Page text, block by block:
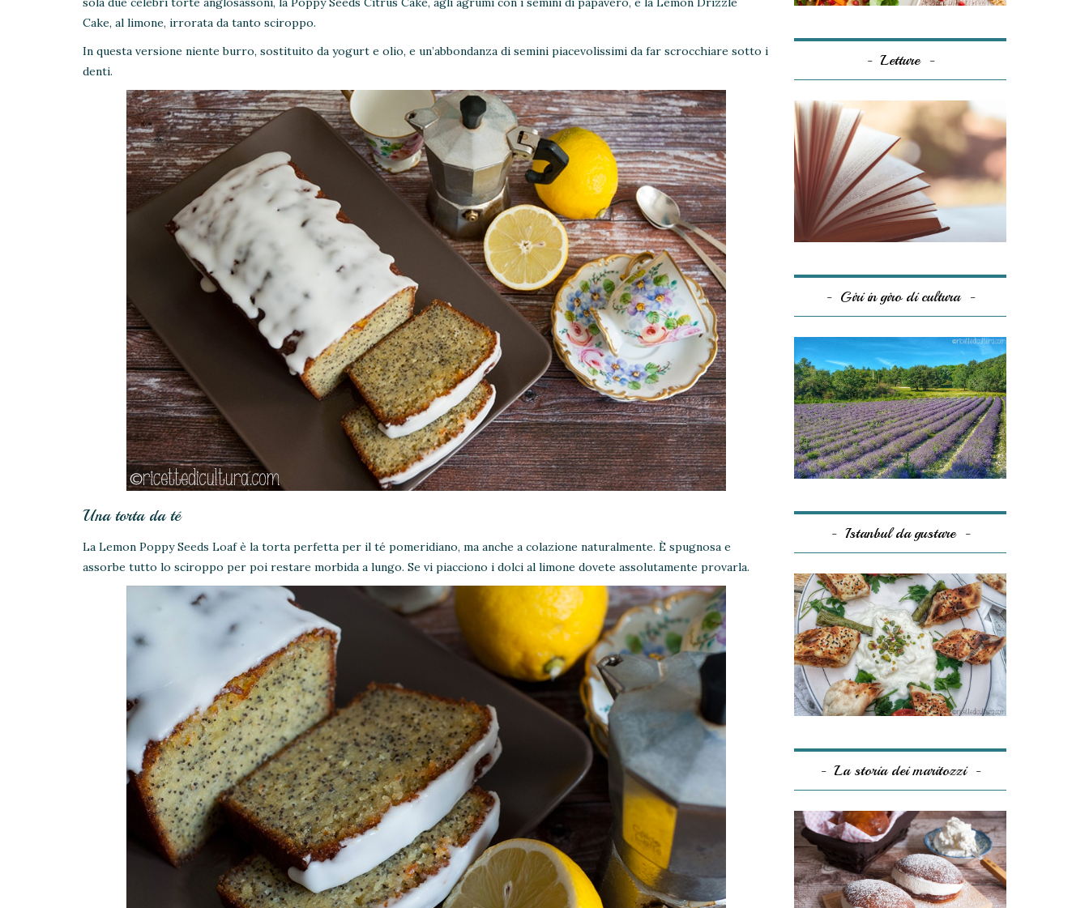
Cake, al limone, irrorata da tanto sciroppo.
In questa versione niente burro, sostituito da yogurt e olio, e un’abbondanza di semini piacevolissimi da far scrocchiare sotto i
denti.
Una torta da té
La Lemon Poppy Seeds Loaf è la torta perfetta per il té pomeridiano, ma anche a colazione naturalmente. È spugnosa e
assorbe tutto lo sciroppo per poi restare morbida a lungo. Se vi piacciono i dolci al limone dovete assolutamente provarla.
Letture
Giri in giro di cultura
Istanbul da gustare
La storia dei maritozzi